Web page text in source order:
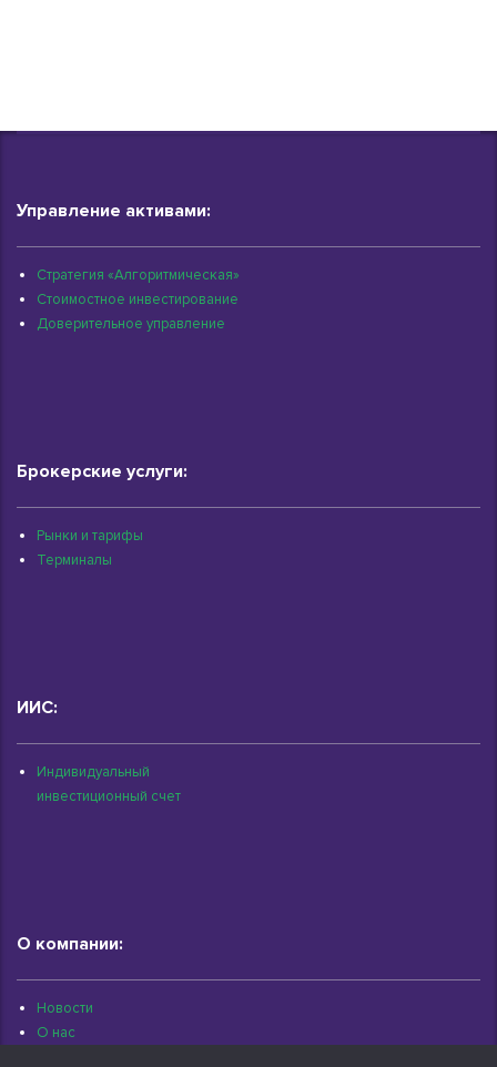
Управление активами:
Стратегия «Алгоритмическая»
Стоимостное инвестирование
Доверительное управление
Брокерские услуги:
Рынки и тарифы
Терминалы
ИИС:
Индивидуальный
инвестиционный счет
О компании:
Новости
О нас